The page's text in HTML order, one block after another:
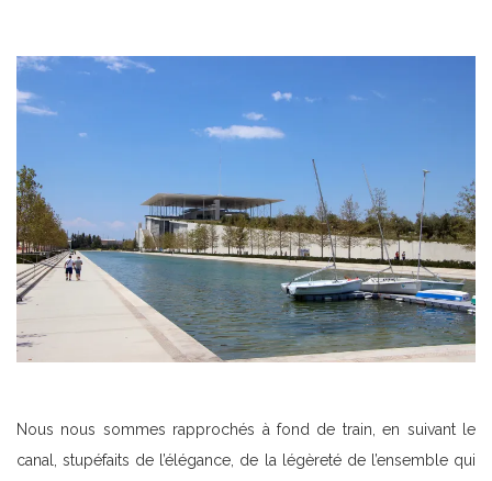
Nous nous sommes rapprochés à fond de train, en suivant le
canal, stupéfaits de l’élégance, de la légèreté de l’ensemble qui